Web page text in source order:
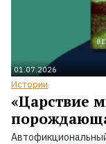
01.07.2026
Истории
«Царствие